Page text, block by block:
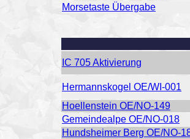
Morsetaste Übergabe
IC 705 Aktivierung
Hermannskogel OE/WI-001
Hoellenstein OE/NO-149
Gemeindealpe OE/NO-018
Hundsheimer Berg OE/NO-